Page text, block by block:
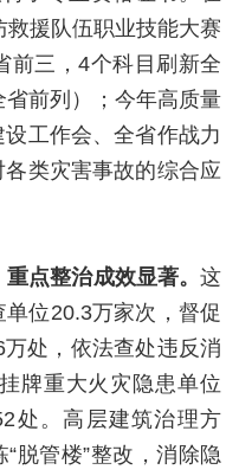
援队伍职业技能大赛
前三，4个科目刷新全
前列）；今年高质量
工作会、全省作战力
类灾害事故的综合应
点整治成效显著。 这
位20.3万家次，督促
处，依法查处违反消
牌重大火灾隐患单位
处。高层建筑治理方
脱管楼”整改，消除隐